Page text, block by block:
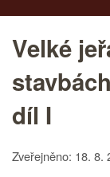
Velké
díl I
Zveřejněno: 18. 8.